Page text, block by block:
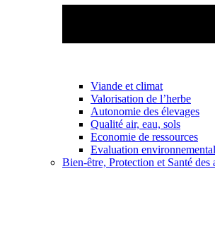
Viande et climat
Valorisation de l’herbe
Autonomie des élevages
Qualité air, eau, sols
Economie de ressources
Evaluation
Bien-être, Protection et Santé des